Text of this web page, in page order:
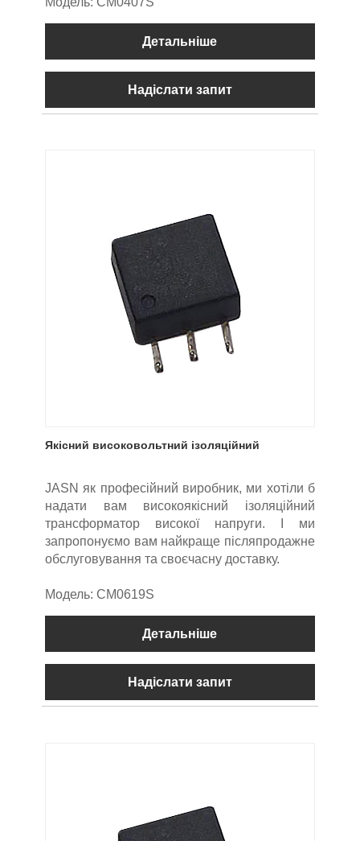
Детальніше
Надіслати запит
Якісний високовольтний ізоляційний
JASN як професійний виробник, ми хотіли б
надати вам високоякісний ізоляційний
трансформатор високої напруги. І ми
запропонуємо вам найкраще післяпродажне
обслуговування та своєчасну доставку.
Модель: CM0619S
Детальніше
Надіслати запит